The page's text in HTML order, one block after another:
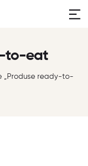
to-eat
„Produse ready-to-